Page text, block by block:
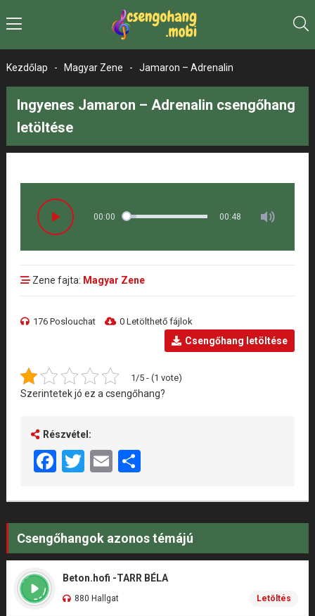
Kezdőlap - Magyar Zene - Jamaron – Adrenalin
Ingyenes Jamaron – Adrenalin csengőhang
letöltése
00:00 00:48
Zene fajta: Magyar Zene
176 Poslouchat 0 Letölthető fájlok
Csengőhang letöltése
1/5 - (1 vote)
Szerintetek jó ez a csengőhang?
Részvétel:
Facebook
Twitter
EmailShare
Csengőhangok azonos témájú
Beton.hofi -TARR BÉLA
880 Hallgat Letöltés